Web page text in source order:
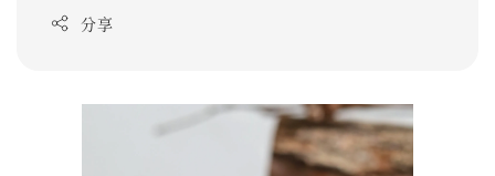
分享